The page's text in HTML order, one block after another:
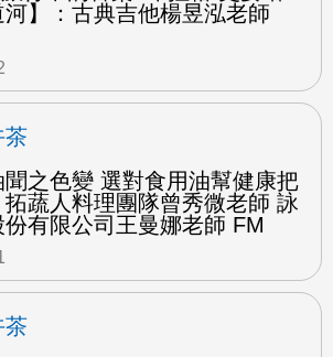
】：古典吉他楊昱泓老師
茶
聞之色變 選對食用油幫健康把
拓蔬人料理團隊曾秀微老師 詠
有限公司王曼娜老師 FM
茶